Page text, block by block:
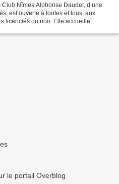
Nîmes Alphonse Daudet, d’une
est ouverte à toutes et tous, aux
licenciés ou non. Elle accueille
le portail Overblog